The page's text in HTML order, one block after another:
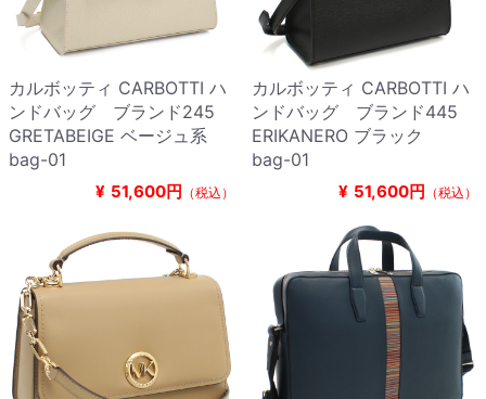
カルボッティ CARBOTTI ハ
ンドバッグ ブランド245
GRETABEIGE ベージュ系
bag-01
¥ 51,600円 （税込）
カルボッティ CARBOTTI ハ
ンドバッグ ブランド445
ERIKANERO ブラック
bag-01
¥ 51,600円 （税込）